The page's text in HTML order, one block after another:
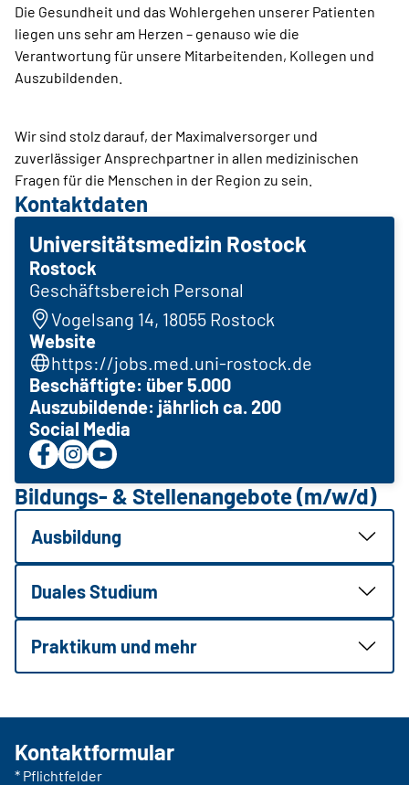
Die Gesundheit und das Wohlergehen unserer Patienten
liegen uns sehr am Herzen – genauso wie die
Verantwortung für unsere Mitarbeitenden, Kollegen und
Auszubildenden.
Wir sind stolz darauf, der Maximalversorger und
zuverlässiger Ansprechpartner in allen medizinischen
Fragen für die Menschen in der Region zu sein.
Kontaktdaten
Universitätsmedizin Rostock
Rostock
Geschäftsbereich Personal
Vogelsang 14, 18055 Rostock
Website
https://jobs.med.uni-rostock.de
Beschäftigte: über 5.000
Auszubildende: jährlich ca. 200
Social Media
Bildungs- & Stellenangebote (m/w/d)
Ausbildung
Duales Studium
Praktikum und mehr
Kontaktformular
* Pflichtfelder